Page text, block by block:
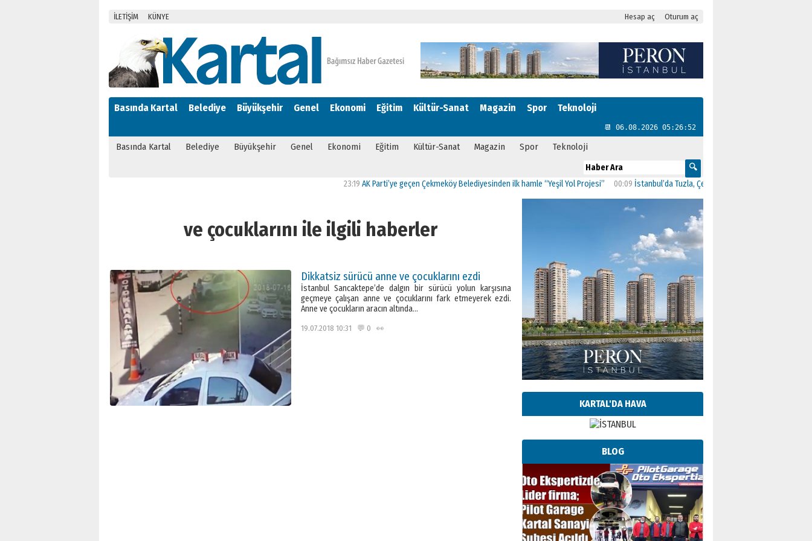
İLETİŞİM KÜNYE Hesap aç Oturum aç
Basında Kartal Belediye Büyükşehir Genel Ekonomi Eğitim Kültür-Sanat Magazin Spor Teknoloji
📆 06.08.2026 05:26:53
Basında Kartal Belediye Büyükşehir Genel Ekonomi Eğitim Kültür-Sanat Magazin Spor Teknoloji
AK Parti’ye geçen Çekmeköy Belediyesinden ilk hamle “Yeşil Yol Projesi” 00:09 İstanbul’da Tuzla, Çekmeköy ve Şile belediyeleri AK
ve çocuklarını ile ilgili haberler
Dikkatsiz sürücü anne ve çocuklarını ezdi
İstanbul Sancaktepe’de dalgın bir sürücü yolun karşısına
geçmeye çalışan anne ve çocuklarını fark etmeyerek ezdi.
Anne ve çocukların aracın altında…
19.07.2018 10:31 💬 0 👀
KARTAL'DA HAVA
BLOG